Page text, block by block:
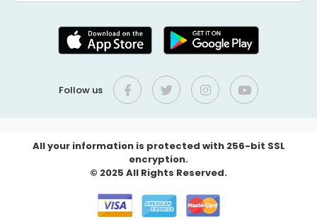
Follow us
All your information is protected with 256-bit SSL
encryption.
© 2025 All Rights Reserved.